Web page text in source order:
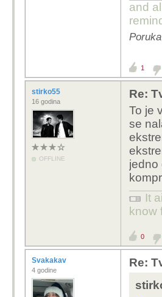
and
1
stirko55
16 godina
OFFLINE
Re:
To je
se
jedno
It
know
0
Svakakav
4 godine
Re: